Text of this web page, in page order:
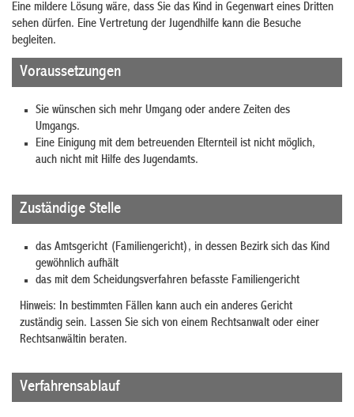
Eine mildere Lösung wäre, dass Sie das Kind in Gegenwart eines Dritten
sehen dürfen. Eine Vertretung der Jugendhilfe kann die Besuche
begleiten.
Voraussetzungen
Sie wünschen sich mehr Umgang oder andere Zeiten des
Umgangs.
Eine Einigung mit dem betreuenden Elternteil ist nicht möglich,
auch nicht mit Hilfe des Jugendamts.
Zuständige Stelle
das Amtsgericht (Familiengericht), in dessen Bezirk sich das Kind
gewöhnlich aufhält
das mit dem Scheidungsverfahren befasste Familiengericht
Hinweis: In bestimmten Fällen kann auch ein anderes Gericht
zuständig sein. Lassen Sie sich von einem Rechtsanwalt oder einer
Rechtsanwältin beraten.
Verfahrensablauf